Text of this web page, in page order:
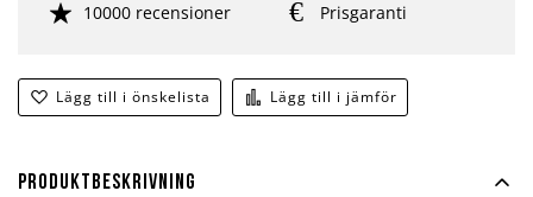
Lägg till i önskelista Lägg till i jämför
10000 recensioner Prisgaranti
Produktbeskrivning